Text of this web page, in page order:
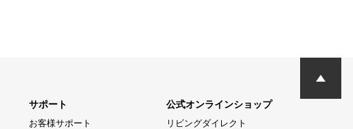
サポート
お客様サポート
公式オンラインショップ
リビングダイレクト